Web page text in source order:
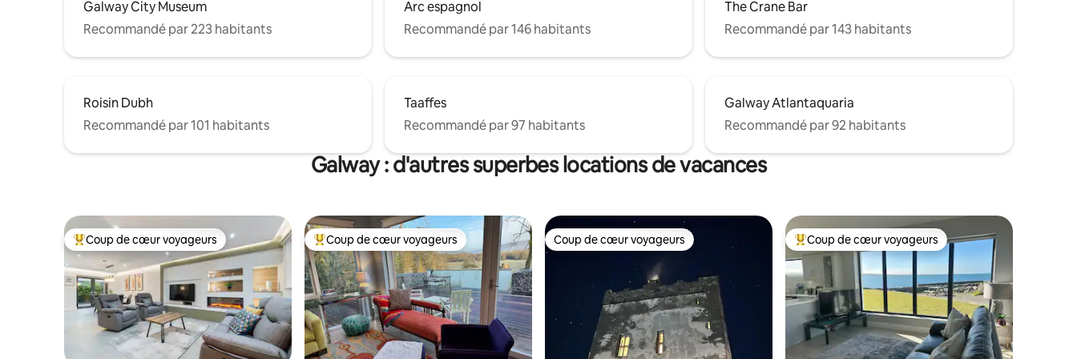
Galway City Museum
Recommandé par 223 habitants
Arc espagnol
Recommandé par 146 habitants
The Crane Bar
Recommandé par 143 habitants
Roisin Dubh
Recommandé par 101 habitants
Taaffes
Recommandé par 97 habitants
Galway Atlantaquaria
Recommandé par 92 habitants
Galway : d'autres superbes locations de vacances
Coups de cœur voyageurs les plus appréciés
Coup de cœur voyageurs Coups de cœur voyageurs les plus appréciés
Coup de cœur voyageurs Coup de cœur voyageurs
Coup de cœur voyageurs Coups de cœur voyageurs les plus appréciés
Coup de cœur voyageurs